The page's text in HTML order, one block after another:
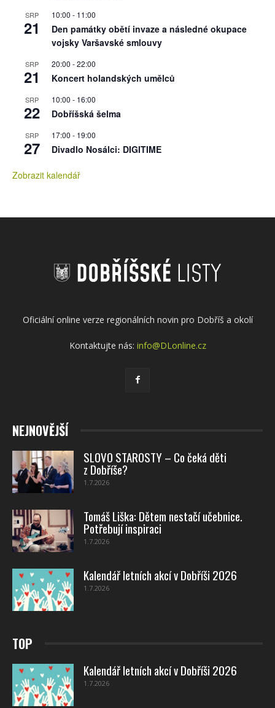
SRP
21
10:00 - 11:00
Den památky obětí invaze a následné okupace
vojsky Varšavské smlouvy
SRP
21
20:00 -22:00
Koncert holandských umělců
SRP
22
10:00 - 16:00
Dobříšská šelma
SRP
27
17:00 - 19:00
Divadlo Nosálci: DIGITIME
Zobrazit kalendář
Oficiální online verze regionálních novin pro Dobříš a okolí
Kontaktujte nás: info@DLonline.cz
NEJNOVĚJŠÍ
SLOVO STAROSTY – Co čeká děti
z Dobříše?
1.7.2026
Tomáš Liška: Dětem nestačí učebnice.
Potřebují inspiraci
1.7.2026
Kalendář letních akcí v Dobříši 2026
1.7.2026
TOP
Kalendář letních akcí v Dobříši 2026
1.7.2026